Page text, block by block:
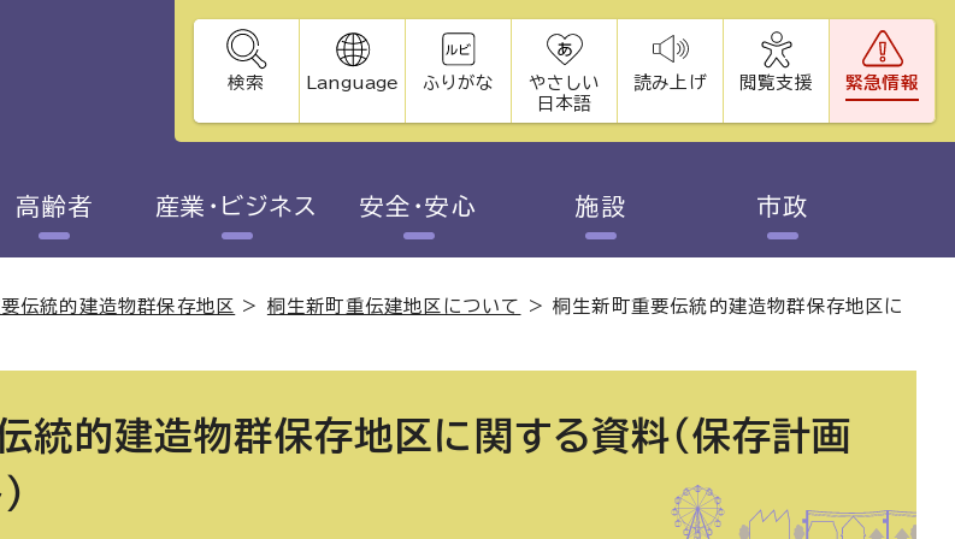
検索 Language ふりがな
やさしい
日本語
読み上げ 閲覧支援 緊急情報
高齢者 産業・ビジネス 安全・安心 施設 市政
伝統的建造物群保存地区 > 桐生新町重伝建地区について >桐生新町重要伝統的建造物群保存地区に
統的建造物群保存地区に関する資料（保存計画